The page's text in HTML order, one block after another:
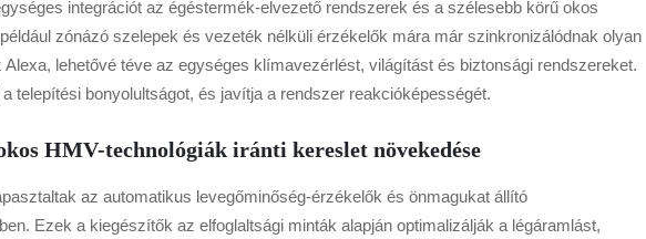
integrációt az égéstermék-elvezető rendszerek és a szélesebb körű okos
zónázó szelepek és vezeték nélküli érzékelők mára már szinkronizálódnak olyan
lehetővé téve az egységes klímavezérlést, világítást és biztonsági rendszereket.
telepítési bonyolultságot, és javítja a rendszer reakcióképességét.
HMV-technológiák iránti kereslet növekedése
az automatikus levegőminőség-érzékelők és önmagukat állító
Ezek a kiegészítők az elfoglaltsági minták alapján optimalizálják a légáramlást,